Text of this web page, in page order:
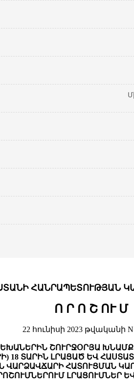
ՀԱՆՐԱՊԵՏՈՒԹՅԱՆ
Ո Ր Ո Շ ՈՒ Մ
22 հունիսի 2023 թվականի N
ՇՈՒՐՋՕՐՅԱ
18 ՏԱՐԻՆ ԼՐԱՑԱԾ ԵՎ
ՀԱՏՈՒՑՄԱՆ
ԼՐԱՑՈՒՄՆԵՐ